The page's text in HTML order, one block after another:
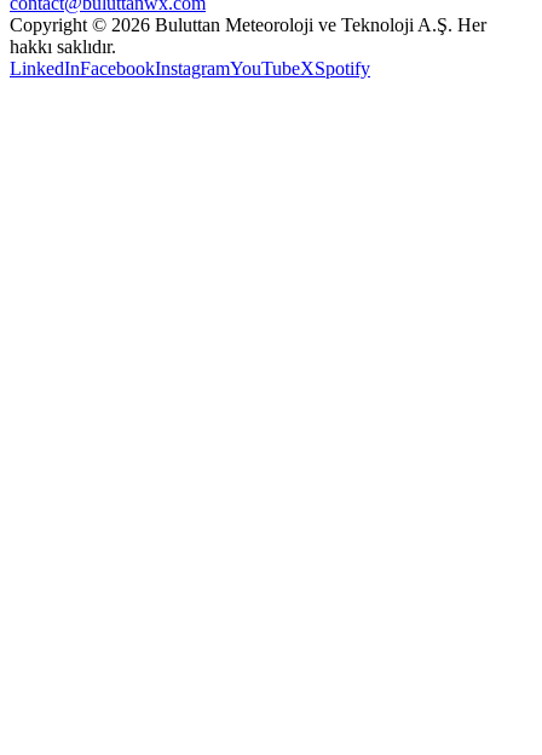
Copyright © 2026 Buluttan Meteoroloji ve Teknoloji A.Ş. Her
hakkı saklıdır.
LinkedInFacebookInstagramYouTubeXSpotify